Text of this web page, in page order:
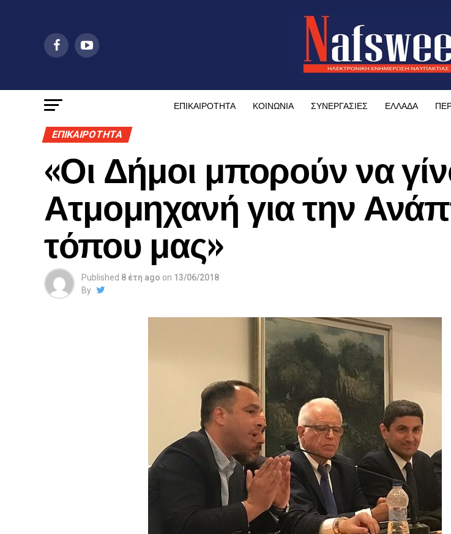
ΕΠΙΚΑΙΡΟΤΗΤΑ ΚΟΙΝΩΝΙΑ ΣΥΝΕΡΓΑΣΙΕΣ ΕΛΛΑΔΑ
ΕΠΙΚΑΙΡΟΤΗΤΑ
«Οι Δήμοι μπορούν να
Ατμομηχανή για την
τόπου μας»
Published 8 έτη ago on 13/06/2018
By